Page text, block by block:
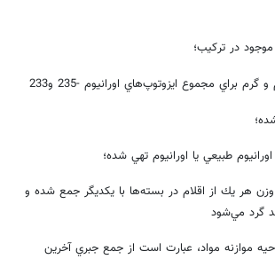
موجود در تركيب؛
براي مجموع ايزوتوپ‌هاي اورانيوم -235 و233
طبيعي يا اورانيوم تهي شده؛
هر يك از اقلام در بسته‌ها با يكديگر جمع شده و
گرد مي‌شود
موازنه مواد، ‌عبارت است از جمع جبري آخرين